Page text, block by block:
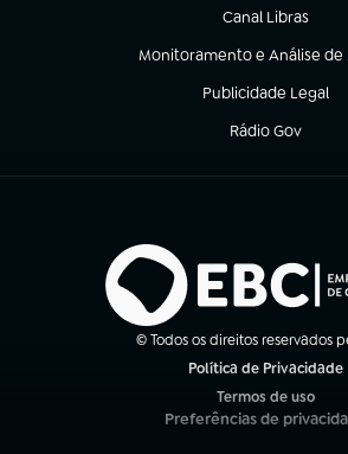
Canal Libras
(abre em nova aba)
Monitoramento e Análise de
(abre em nova aba)
Publicidade Legal
(abre em nova aba)
Rádio Gov
(abre em nova
© Todos os direitos reservados
Política de Privacidade
Termos de uso
(abre em nova aba)
Preferências de